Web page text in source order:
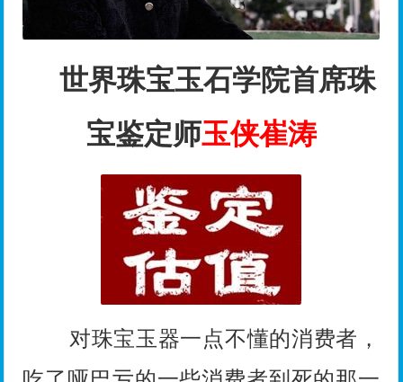
世界珠宝玉石学院首席珠
宝鉴定师玉侠崔涛
对珠宝玉器一点不懂的消费者，